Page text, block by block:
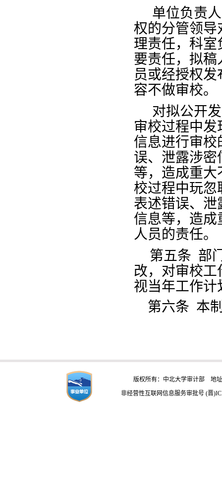
单位负责
权的分管领导
理责任，科
要责任，拟
员或经授权
容不做审校。
对拟公开
审校过程中
信息进行审
误、泄露涉密
等，造成重
校过程中玩
表述错误、泄
信息等，造
人员的责任。
第五条 部
改，对审校
视当年工作计
第六条 本
版权所有：中北大学审计部 地址
非经营性互联网信息服务审批号 (晋